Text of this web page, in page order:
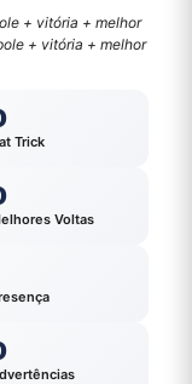
+ vitória + melhor
+ vitória + melhor
Trick
Voltas